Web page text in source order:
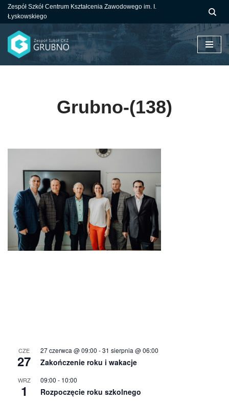
do
treści
Zespół Szkół Centrum Kształcenia Zawodowego im. I.
Łyskowskiego
Grubno-(138)
CZE
27
27 czerwca @ 09:00 -31 sierpnia @ 06:00
Zakończenie roku i wakacje
WRZ
1
09:00 - 10:00
Rozpoczęcie roku szkolnego